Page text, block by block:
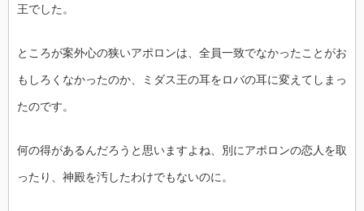
王でした。
ところが案外心の狭いアポロンは、全員一致でなかったことがお
もしろくなかったのか、ミダス王の耳をロバの耳に変えてしまっ
たのです。
何の得があるんだろうと思いますよね、別にアポロンの恋人を取
ったり、神殿を汚したわけでもないのに。